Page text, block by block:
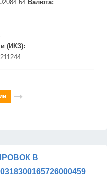
Валюта:
(ИКЗ):
В